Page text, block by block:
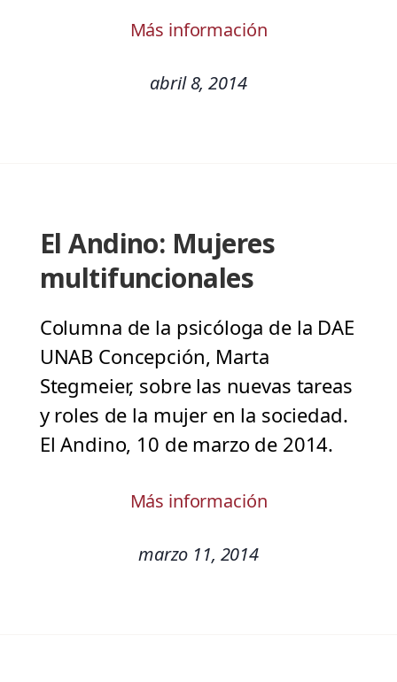
Más información
abril 8, 2014
El Andino: Mujeres
multifuncionales
Columna de la psicóloga de la DAE
UNAB Concepción, Marta
Stegmeier, sobre las nuevas tareas
y roles de la mujer en la sociedad.
El Andino, 10 de marzo de 2014.
Más información
marzo 11, 2014